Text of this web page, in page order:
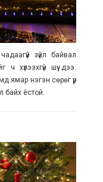
зүйл байвал
хүлээхгүй шүү дээ.
ямар нэгэн сөрөг үр
байх ёстой.